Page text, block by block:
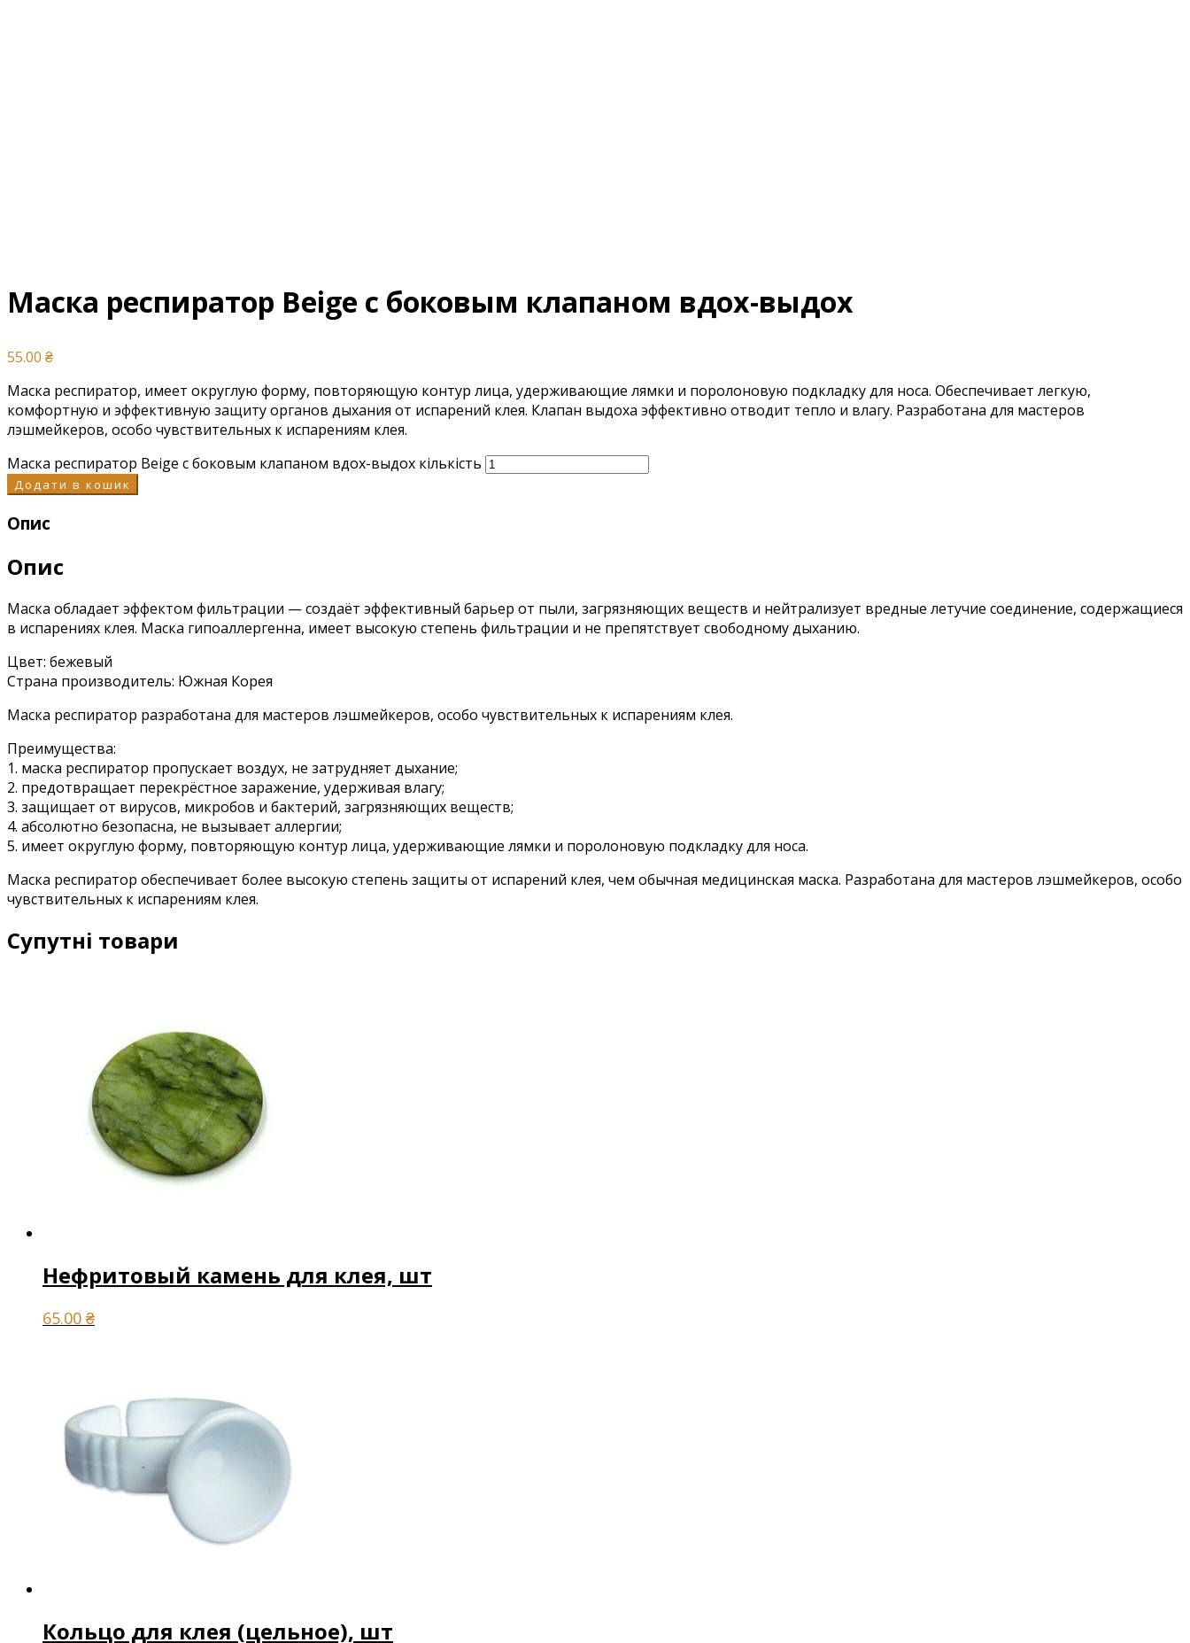
Маска респиратор Beige с боковым клапаном вдох-выдох
55.00 ₴
Маска респиратор, имеет округлую форму, повторяющую контур лица, удерживающие лямки и поролоновую подкладку для носа. Обеспечивает легкую,
комфортную и эффективную защиту органов дыхания от испарений клея. Клапан выдоха эффективно отводит тепло и влагу. Разработана для мастеров
лэшмейкеров, особо чувствительных к испарениям клея.
Маска респиратор Beige с боковым клапаном вдох-выдох кількість
Додати в кошик
Опис
Опис
Маска обладает эффектом фильтрации — создаёт эффективный барьер от пыли, загрязняющих веществ и нейтрализует вредные летучие соединение, содержащиеся
в испарениях клея. Маска гипоаллергенна, имеет высокую степень фильтрации и не препятствует свободному дыханию.
Цвет: бежевый
Страна производитель: Южная Корея
Маска респиратор разработана для мастеров лэшмейкеров, особо чувствительных к испарениям клея.
Преимущества:
1. маска респиратор пропускает воздух, не затрудняет дыхание;
2. предотвращает перекрёстное заражение, удерживая влагу;
3. защищает от вирусов, микробов и бактерий, загрязняющих веществ;
4. абсолютно безопасна, не вызывает аллергии;
5. имеет округлую форму, повторяющую контур лица, удерживающие лямки и поролоновую подкладку для носа.
Маска респиратор обеспечивает более высокую степень защиты от испарений клея, чем обычная медицинская маска. Разработана для мастеров лэшмейкеров, особо
чувствительных к испарениям клея.
Супутні товари
Нефритовый камень для клея, шт
65.00 ₴
Кольцо для клея (цельное), шт